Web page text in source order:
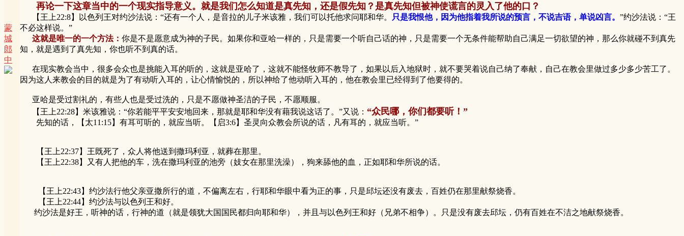
蒙
城
郎
中
再论一下这章当中的一个现实指导意义。就是我们怎么知道是真先知，还是假先知？是真先知但被神使谎言的灵入了他的口？
【王上22:8】以色列王对约沙法说：“还有一个人，是音拉的儿子米该雅，我们可以托他求问耶和华。 只是我恨他，因为他指着我所说的预言，不说吉语，单说凶言。 ”约沙法说：“王
不必这样说。”
这就是唯一的一个方法： 你是不是愿意成为神的子民。如果你和亚哈一样的，只是需要一个听自己话的神，只是需要一个无条件能帮助自己满足一切欲望的神，那么你就碰不到真先
知，就是遇到了真先知，你也听不到真的话。
在现实教会当中，很多会众也是挑能入耳的听的，这就是亚哈了，这就不能怪牧师不教导了，如果以后入地狱时，就不要哭着说自己纳了奉献，自己在教会里做过多少多少苦工了。
因为这人来教会的目的就是为了有动听入耳的，让心情愉悦的，所以神给了他动听入耳的，他在教会里已经得到了他要得的。
亚哈是受过割礼的，有些人也是受过洗的，只是不愿做神圣洁的子民，不愿顺服。
【王上22:28】米该雅说：“你若能平平安安地回来，那就是耶和华没有藉我说这话了。”又说： “众民哪，你们都要听！”
先知的话，【太11:15】有耳可听的，就应当听。【启3:6】圣灵向众教会所说的话，凡有耳的，就应当听。”
【王上22:37】王既死了，众人将他送到撒玛利亚，就葬在那里。
【王上22:38】又有人把他的车，洗在撒玛利亚的池旁（妓女在那里洗澡），狗来舔他的血，正如耶和华所说的话。
【王上22:43】约沙法行他父亲亚撒所行的道，不偏离左右，行耶和华眼中看为正的事，只是邱坛还没有废去，百姓仍在那里献祭烧香。
【王上22:44】约沙法与以色列王和好。
约沙法是好王，听神的话，行神的道（就是领犹大国国民都归向耶和华），并且与以色列王和好（兄弟不相争）。只是没有废去邱坛，仍有百姓在不洁之地献祭烧香。